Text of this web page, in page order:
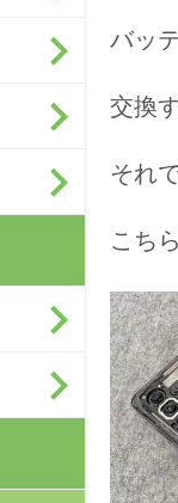
バッ
交換
それ
こち